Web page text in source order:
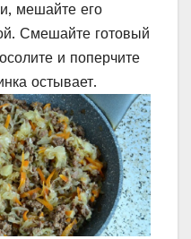
мешайте его
Смешайте готовый
и поперчите
остывает.